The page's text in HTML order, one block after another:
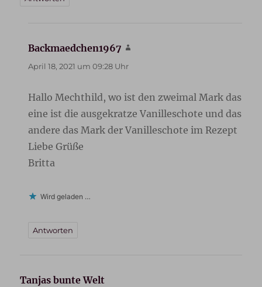
Backmaedchen1967
April 18, 2021 um 09:28 Uhr
Hallo Mechthild, wo ist den zweimal Mark das
eine ist die ausgekratze Vanilleschote und das
andere das Mark der Vanilleschote im Rezept
Liebe Grüße
Britta
Wird geladen …
Antworten
Tanjas bunte Welt